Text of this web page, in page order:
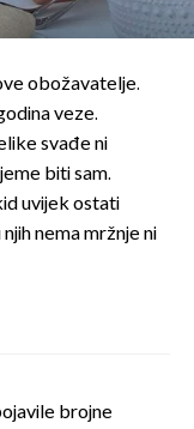
obožavatelje.
veze.
svađe ni
biti sam.
uvijek ostati
nema mržnje ni
brojne